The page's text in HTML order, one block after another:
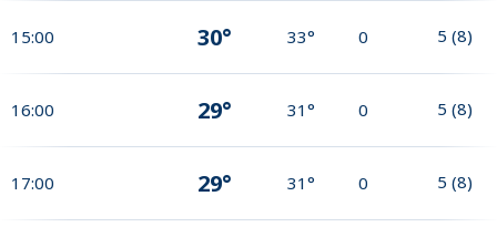
15:00 30° 33° 0 5 (8)
16:00 29° 31° 0 5 (8)
17:00 29° 31° 0 5 (8)